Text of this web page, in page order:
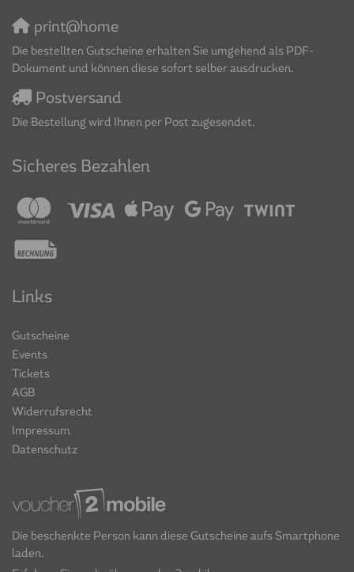
print@home
Die bestellten Gutscheine erhalten Sie umgehend als PDF-
Dokument und können diese sofort selber ausdrucken.
Postversand
Die Bestellung wird Ihnen per Post zugesendet.
Sicheres Bezahlen
Links
Gutscheine
Events
Tickets
AGB
Widerrufsrecht
Impressum
Datenschutz
Die beschenkte Person kann diese Gutscheine aufs Smartphone
laden.